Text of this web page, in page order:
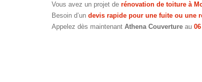
Vous avez un projet de rénovation de toiture à
Besoin d’un devis rapide pour une fuite ou une
Appelez dès maintenant Athena Couverture au